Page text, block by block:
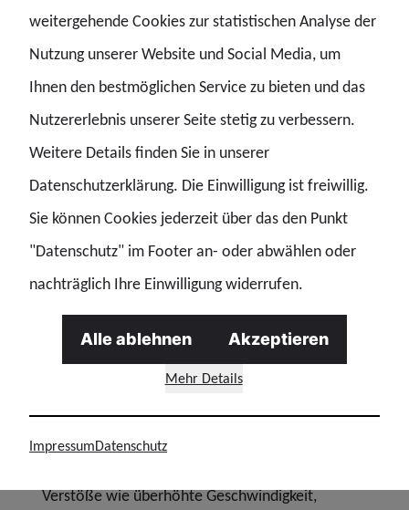
dass es darum gehen muss, Cannabis, Alkohol und andere
berauschende Mittel am Steuer rigoros zu verbieten“,
ergänzte Kopelke.
Die Gewerkschaft sieht erheblichen Nachholbedarf bei
den Sanktionshöhen für Verkehrsverstöße. Deutschland
liege im europäischen Vergleich deutlich zurück –
darunter leidet auch die Bereitschaft zur Normbefolgung.
Die GdP fordert daher:
Verstöße wie überhöhte Geschwindigkeit,
weitergehende Cookies zur statistischen Analyse der
Nutzung unserer Website und Social Media, um
Ihnen den bestmöglichen Service zu bieten und das
Nutzererlebnis unserer Seite stetig zu verbessern.
Weitere Details finden Sie in unserer
Datenschutzerklärung. Die Einwilligung ist freiwillig.
Sie können Cookies jederzeit über das den Punkt
"Datenschutz" im Footer an- oder abwählen oder
nachträglich Ihre Einwilligung widerrufen.
Mehr Details
Alle ablehnen Akzeptieren
ImpressumDatenschutz